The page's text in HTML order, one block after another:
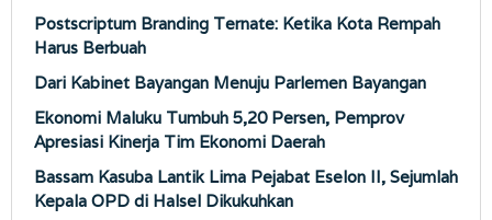
Postscriptum Branding Ternate: Ketika Kota Rempah
Harus Berbuah
Dari Kabinet Bayangan Menuju Parlemen Bayangan
Ekonomi Maluku Tumbuh 5,20 Persen, Pemprov
Apresiasi Kinerja Tim Ekonomi Daerah
Bassam Kasuba Lantik Lima Pejabat Eselon II, Sejumlah
Kepala OPD di Halsel Dikukuhkan